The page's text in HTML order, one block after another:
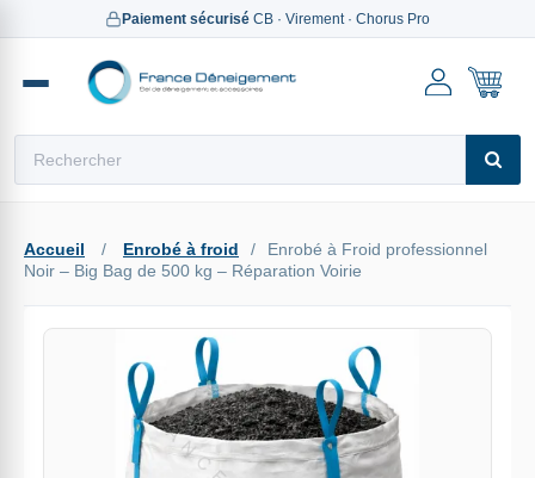
Paiement sécurisé CB · Virement · Chorus Pro
Marchés publicsréférencé Chorus Pro
Accueil / Enrobé à froid /
Enrobé à Froid professionnel
Noir – Big Bag de 500 kg – Réparation Voirie